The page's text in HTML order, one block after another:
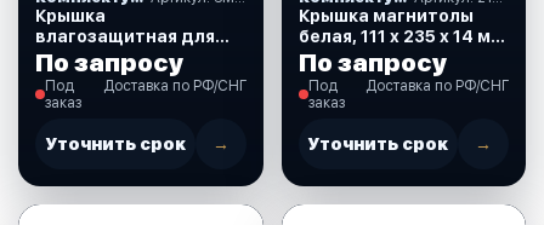
Крышка
влагозащитная для
магнитафона
(SM5000)
По запросу
Под
заказ
Доставка по РФ/СНГ
Уточнить срок →
Крышка магнитолы
белая, 111 х 235 х 14 мм.
(210018)
По запросу
Под
заказ
Доставка по РФ/СНГ
Уточнить срок →